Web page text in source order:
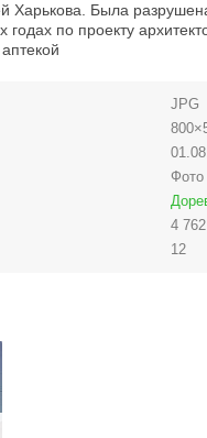
Харькова. Была
по проекту
JPG
Фото
4
12